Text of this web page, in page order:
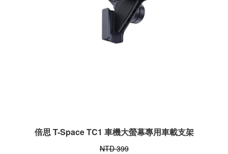
倍思 T-Space TC1 車機大螢幕專用車載支架
NTD 399